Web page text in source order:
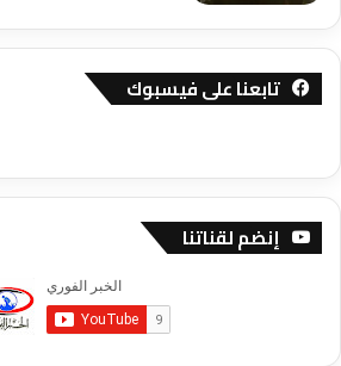
تابعنا على فيسبوك
إنضم لقناتنا